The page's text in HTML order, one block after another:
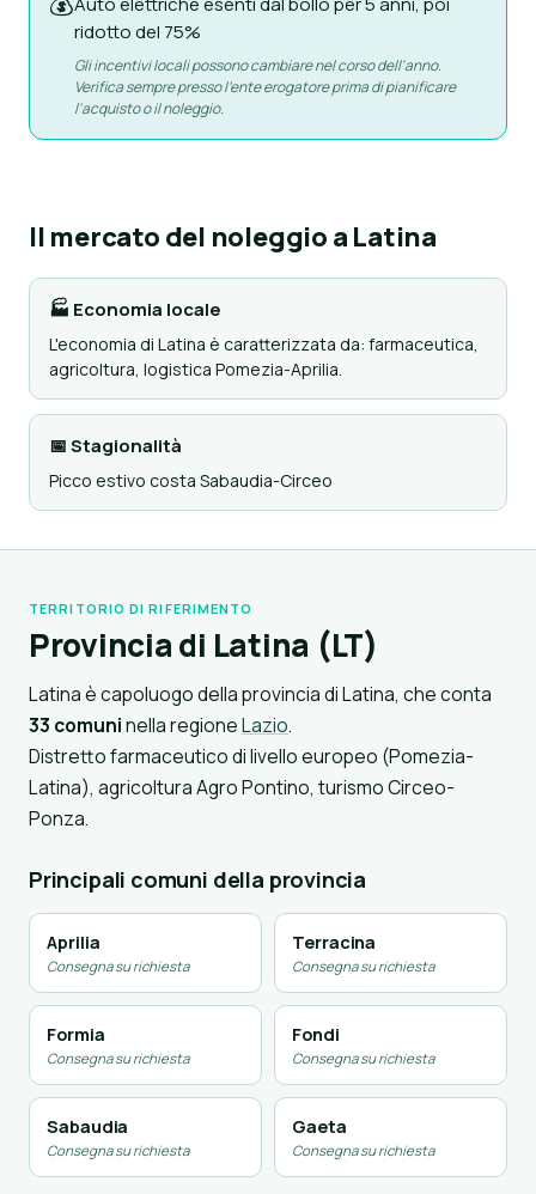
ridotto del 75%
Gli incentivi locali possono cambiare nel corso dell'anno.
Verifica sempre presso l'ente erogatore prima di pianificare
l'acquisto o il noleggio.
Il mercato del noleggio a Latina
🏭 Economia locale
L'economia di Latina è caratterizzata da: farmaceutica,
agricoltura, logistica Pomezia-Aprilia.
📅 Stagionalità
Picco estivo costa Sabaudia-Circeo
TERRITORIO DI RIFERIMENTO
Provincia di Latina (LT)
Latina è capoluogo della provincia di Latina, che conta
33 comuninella regioneLazio.
Distretto farmaceutico di livello europeo (Pomezia-
Latina), agricoltura Agro Pontino, turismo Circeo-
Ponza.
Principali comuni della provincia
Aprilia
Consegna su richiesta
Terracina
Consegna su richiesta
Formia
Consegna su richiesta
Fondi
Consegna su richiesta
Sabaudia
Consegna su richiesta
Gaeta
Consegna su richiesta